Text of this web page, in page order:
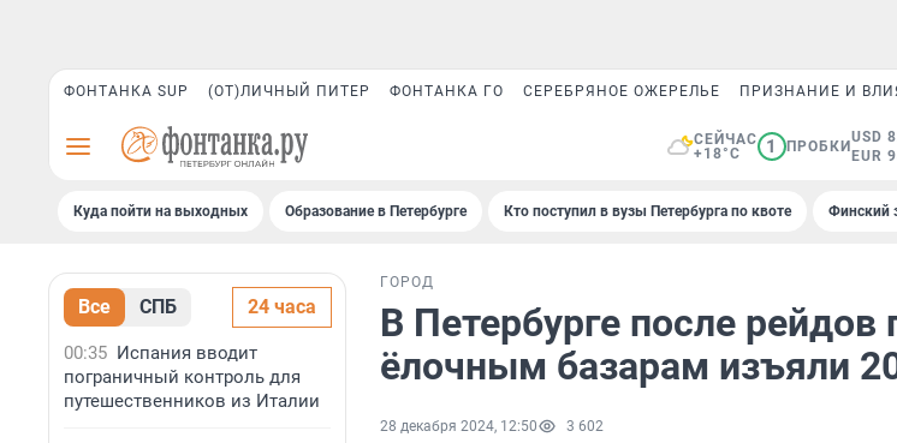
ФОНТАНКА SUP (ОТ)ЛИЧНЫЙ ПИТЕР ФОНТАНКА ГО СЕРЕБРЯНОЕ ОЖЕРЕЛЬЕ ПРИЗНАНИЕ И
СЕЙЧАС
+18°C
1 ПРОБКИ
USD
EUR
Куда пойти на выходных Образование в Петербурге Кто поступил в вузы Петербурга по квоте Финский
Все СПБ 24 часа
00:35 Испания вводит
пограничный контроль для
путешественников из Италии
ГОРОД
В Петербурге после
ёлочным базарам изъяли
28 декабря 2024, 12:50 3 602